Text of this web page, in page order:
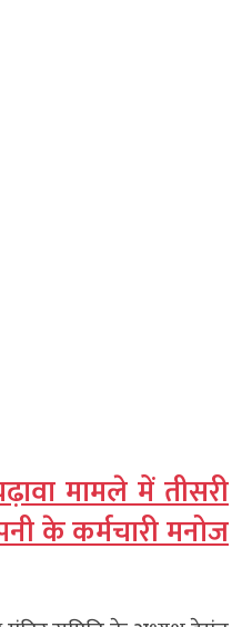
मामले में तीसरी
के कर्मचारी मनोज